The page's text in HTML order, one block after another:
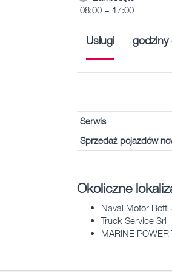
08:00 – 17:00
Usługi godziny
Serwis
Sprzedaż pojazdów
Okoliczne
Naval Motor Botti
Truck Service Srl
MARINE